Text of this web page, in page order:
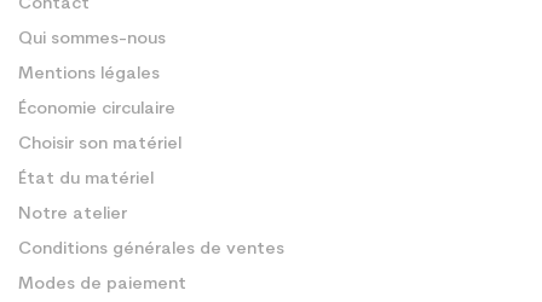
Contact
Qui sommes-nous
Mentions légales
Économie circulaire
Choisir son matériel
État du matériel
Notre atelier
Conditions générales de ventes
Modes de paiement